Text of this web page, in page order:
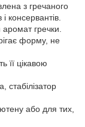
з гречаного
консервантів.
гречки.
форму, не
її цікавою
або для тих,